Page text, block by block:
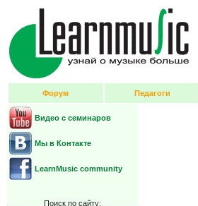
Форум Педагоги
Видео с семинаров
Мы в Контакте
LearnMusic community
Поиск по сайту: